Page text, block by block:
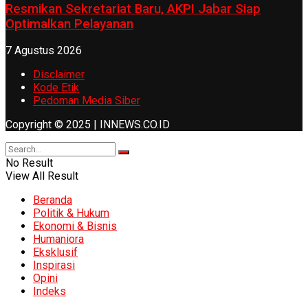
Resmikan Sekretariat Baru, AKPI Jabar Siap
Optimalkan Pelayanan
7 Agustus 2026
Disclaimer
Kode Etik
Pedoman Media Siber
Copyright © 2025 | INNEWS.CO.ID
No Result
View All Result
Beranda
Politik & Hukum
Ekonomi & Bisnis
Humaniora
Eksklusif
Inspirasi
Opini
Indeks